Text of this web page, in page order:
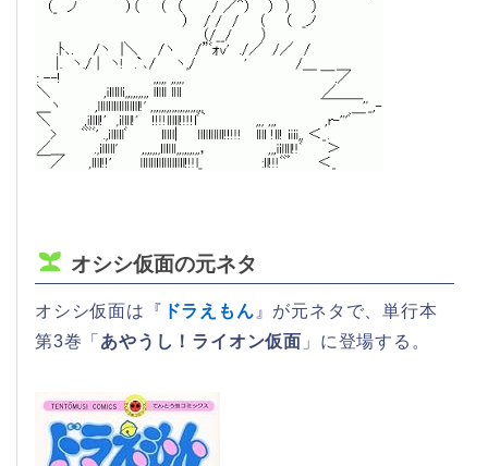
オシシ仮面の元ネタ
オシシ仮面は『 ドラえもん 』が元ネタで、単行本
第3巻「 あやうし！ライオン仮面 」に登場する。